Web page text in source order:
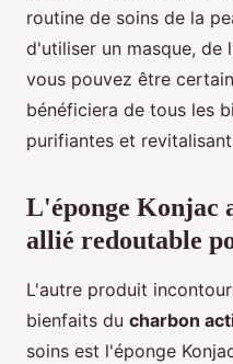
routine de soins de la
d'utiliser un masque, de
vous pouvez être
bénéficiera de tous les
purifiantes et
L'éponge Konjac
allié redoutable
L'autre produit
bienfaits du charbon
soins est l'éponge